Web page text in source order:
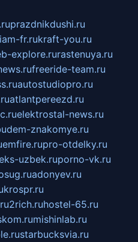
prazdnikdushi.ru
fr.rukraft-you.ru
explore.rurastenuya.ru
freeride-team.ru
autostudiopro.ru
atlantpereezd.ru
elektrostal-news.ru
znakomye.ru
emfire.rupro-otdelky.ru
uzbek.ruporno-vk.ru
adonyev.ru
krospr.ru
2rich.ruhostel-65.ru
mishinlab.ru
starbucksvia.ru